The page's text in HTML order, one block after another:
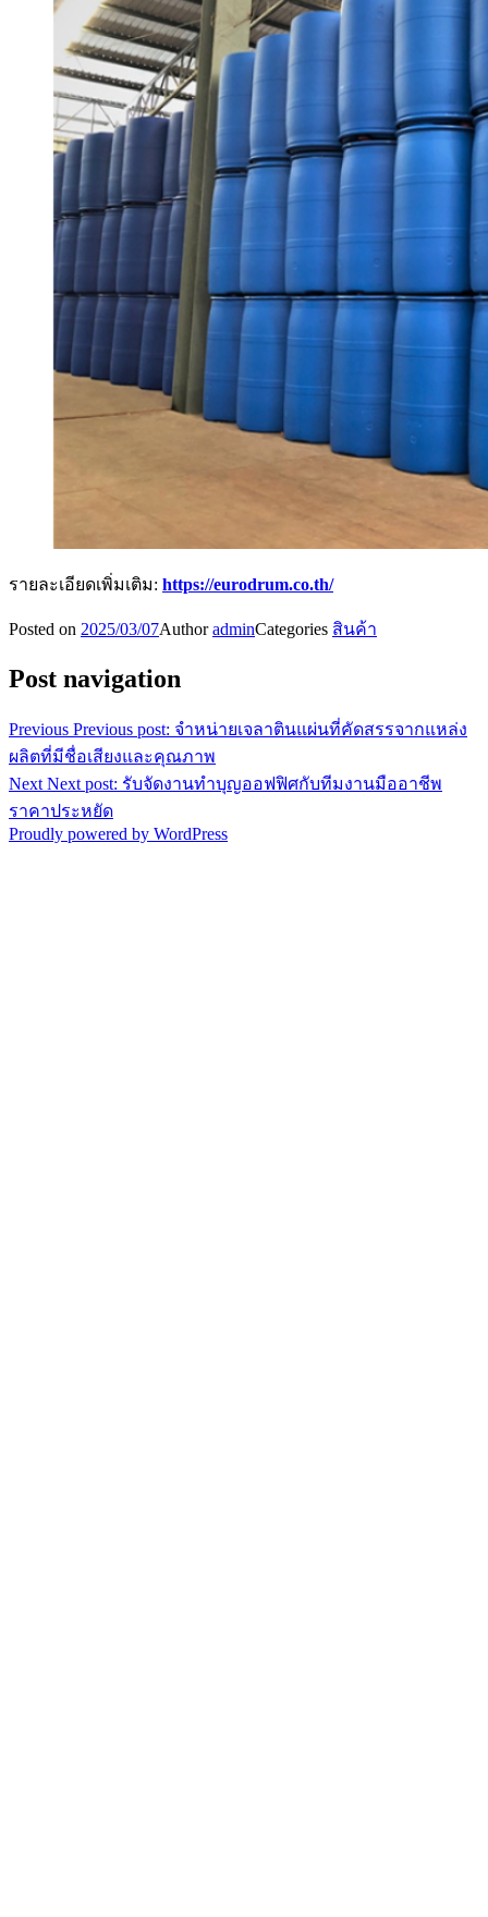
รายละเอียดเพิ่มเติม: https://eurodrum.co.th/
Posted on 2025/03/07AuthoradminCategories สินค้า
Post navigation
Previous Previous post: จำหน่ายเจลาตินแผ่นที่คัดสรรจากแหล่ง
ผลิตที่มีชื่อเสียงและคุณภาพ
Next Next post: รับจัดงานทำบุญออฟฟิศกับทีมงานมืออาชีพ
ราคาประหยัด
Proudly powered by WordPress